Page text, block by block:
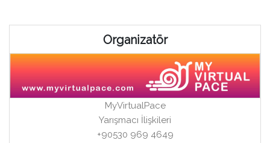
Organizatör
MyVirtualPace
Yarışmacı İlişkileri
+90530 969 4649